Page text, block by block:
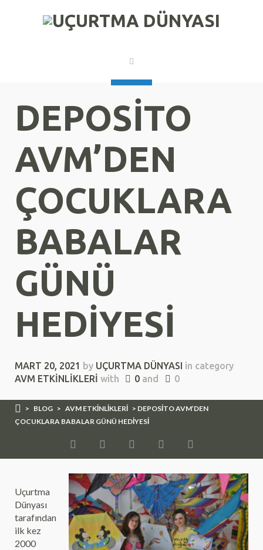
DEPOSİTO
AVM’DEN
ÇOCUKLARA
BABALAR
GÜNÜ
HEDİYESİ
MART 20, 2021 by UÇURTMA DÜNYASI in category
AVM ETKINLIKLERI with 0 and 0
> BLOG > AVM ETKINLIKLERI > DEPOSİTO AVM’DEN
ÇOCUKLARA BABALAR GÜNÜ HEDİYESİ
Uçurtma
Dünyası
tarafından
ilk kez
2000